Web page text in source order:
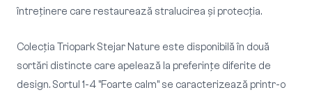
întreținere care restaurează stralucirea și protecția.
Colecția Triopark Stejar Nature este disponibilă în două
sortări distincte care apelează la preferințe diferite de
design. Sortul 1-4 "Foarte calm" se caracterizează printr-o